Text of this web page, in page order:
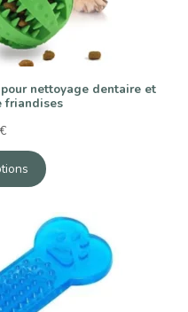
nettoyage dentaire et
friandises
€